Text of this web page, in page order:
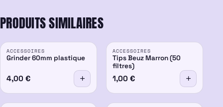
PRODUITS SIMILAIRES
ACCESSOIRES
Grinder 60mm plastique
4,00 €
ACCESSOIRES
Tips Beuz Marron (50
filtres)
1,00 €